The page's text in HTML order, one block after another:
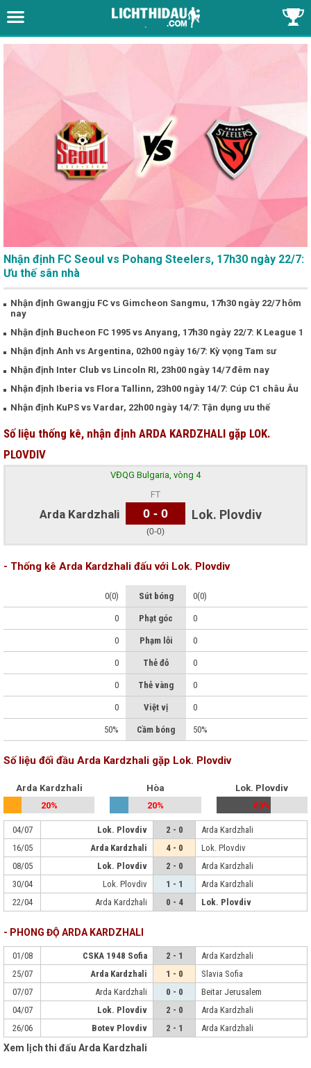
Nhận định FC Seoul vs Pohang Steelers, 17h30 ngày 22/7:
Ưu thế sân nhà
Nhận định Gwangju FC vs Gimcheon Sangmu, 17h30 ngày 22/7 hôm
nay
Nhận định Bucheon FC 1995 vs Anyang, 17h30 ngày 22/7: K League 1
Nhận định Anh vs Argentina, 02h00 ngày 16/7: Kỳ vọng Tam sư
Nhận định Inter Club vs Lincoln RI, 23h00 ngày 14/7 đêm nay
Nhận định Iberia vs Flora Tallinn, 23h00 ngày 14/7: Cúp C1 châu Âu
Nhận định KuPS vs Vardar, 22h00 ngày 14/7: Tận dụng ưu thế
Số liệu thống kê, nhận định ARDA KARDZHALI gặp LOK.
PLOVDIV
VĐQG Bulgaria, vòng 4
Arda Kardzhali
FT
0 - 0
(0-0)
Lok. Plovdiv
- Thống kê Arda Kardzhali đấu với Lok. Plovdiv
0(0) Sút bóng 0(0)
0 Phạt góc 0
0 Phạm lỗi 0
0 Thẻ đỏ 0
0 Thẻ vàng 0
0 Việt vị 0
50% Cầm bóng 50%
Số liệu đối đầu Arda Kardzhali gặp Lok. Plovdiv
Arda Kardzhali
20%
Hòa
20%
Lok. Plovdiv
60%
04/07 Lok. Plovdiv 2 - 0
Arda Kardzhali
16/05
Arda Kardzhali 4 - 0
Lok. Plovdiv
08/05
Lok. Plovdiv 2 - 0
Arda Kardzhali
30/04
Lok. Plovdiv 1 - 1
Arda Kardzhali
22/04
Arda Kardzhali 0 - 4 Lok. Plovdiv
- PHONG ĐỘ ARDA KARDZHALI
01/08 CSKA 1948 Sofia 2 - 1
Arda Kardzhali
25/07
Arda Kardzhali 1 - 0
Slavia Sofia
07/07
Arda Kardzhali 0 - 0
Beitar Jerusalem
04/07
Lok. Plovdiv 2 - 0
Arda Kardzhali
26/06
Botev Plovdiv 2 - 1 Arda Kardzhali
Xem lịch thi đấu Arda Kardzhali